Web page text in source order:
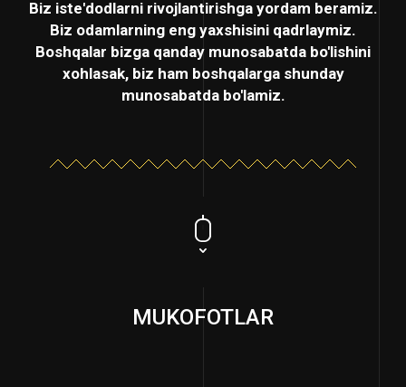
Biz iste'dodlarni rivojlantirishga yordam beramiz.
Biz odamlarning eng yaxshisini qadrlaymiz.
Boshqalar bizga qanday munosabatda bo'lishini
xohlasak, biz ham boshqalarga shunday
munosabatda bo'lamiz.
MUKOFOTLAR